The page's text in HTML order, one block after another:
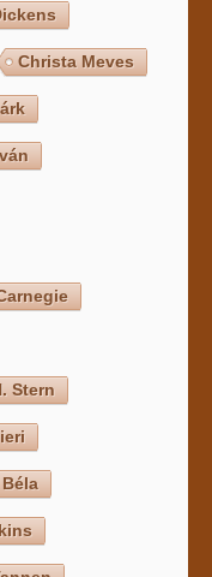
Christa Meves
Stern